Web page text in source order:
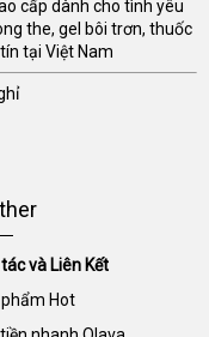
cấp dành cho tình yêu
the, gel bôi trơn, thuốc
tại Việt Nam
tác và Liên Kết
Hot